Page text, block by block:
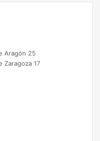
Aragón 25
Zaragoza 17